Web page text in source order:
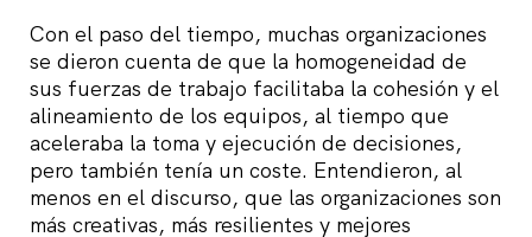
Con el paso del tiempo, muchas organizaciones
se dieron cuenta de que la homogeneidad de
sus fuerzas de trabajo facilitaba la cohesión y el
alineamiento de los equipos, al tiempo que
aceleraba la toma y ejecución de decisiones,
pero también tenía un coste. Entendieron, al
menos en el discurso, que las organizaciones son
más creativas, más resilientes y mejores